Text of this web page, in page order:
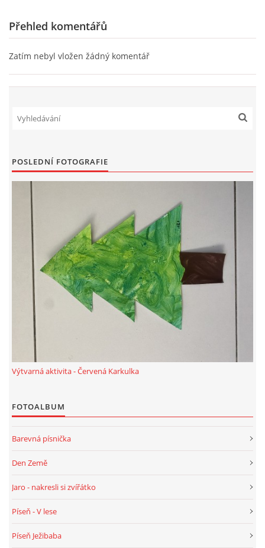
JÓGOVÉ CVIČENÍ, TYPY, RADY, RECENZE
STÁTNÍ SVÁTKY
SVATÝ VÁCLAV
20.10. DEN STROMŮ
HALLOWEEN
DUŠIČKY
SVATÝ MARTIN
SVATÁ KATEŘINA 25.LISTOPADU
SVATÁ BARBORA 4.12.
MASOPUST
Přehled komentářů
Zatím nebyl vložen žádný komentář
POSLEDNÍ FOTOGRAFIE
Výtvarná aktivita - Červená Karkulka
FOTOALBUM
Barevná písnička
Den Země
Jaro - nakresli si zvířátko
Píseň - V lese
Píseň Ježibaba